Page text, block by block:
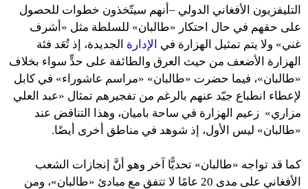
التليفزيون الأفغاني الدولي –أنهم سيتّخذون خطوات للحصول
على حقهم في حال احتكار «طالبان» للسلطة مثل «أشرف
غني» ولا يتم تمثيل الهزارة في
الإدارة الجديدة، إذ تُعَد فئة
الهزارة الأضعف من حيث العرق والطائفة على حدٍّ سواء بخلاف
«طالبان»، فيما حضرت «طالبان» «مراسم عاشوراء» في كابل
لإعطاء انطباع جيّد عنهم بالرغم من تفجيرهم تمثال «عبد العلي
مزاري» زعيم الهزارة في ساحة باميان، وهذا التناقض عند
«طالبان» ليس الأول، إذ شوهد في مناطق أخرى أيضًا.
كما قد تواجه «طالبان» تحديًّا آخر وهو أنَّ إنجازات الشعب
الأفغاني على مدى 20 عامًا لا تتفق مع مبادئ «طالبان»، ومن